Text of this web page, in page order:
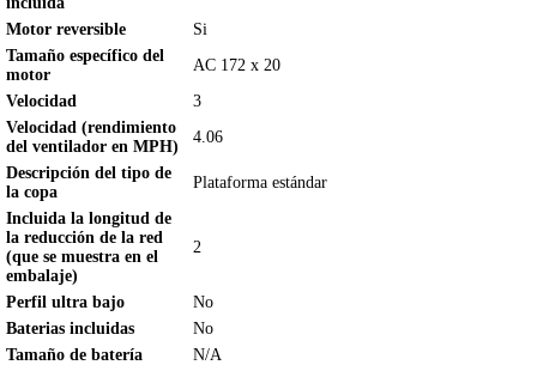
Motor reversible
Si
Tamaño específico del
motor
AC 172 x 20
Velocidad
3
Velocidad (rendimiento
del ventilador en MPH)
4.06
Descripción del tipo de
la copa
Plataforma estándar
Incluida la longitud de
la reducción de la red
(que se muestra en el
embalaje)
2
Perfil ultra bajo
No
Baterias incluidas
No
Tamaño de batería
N/A